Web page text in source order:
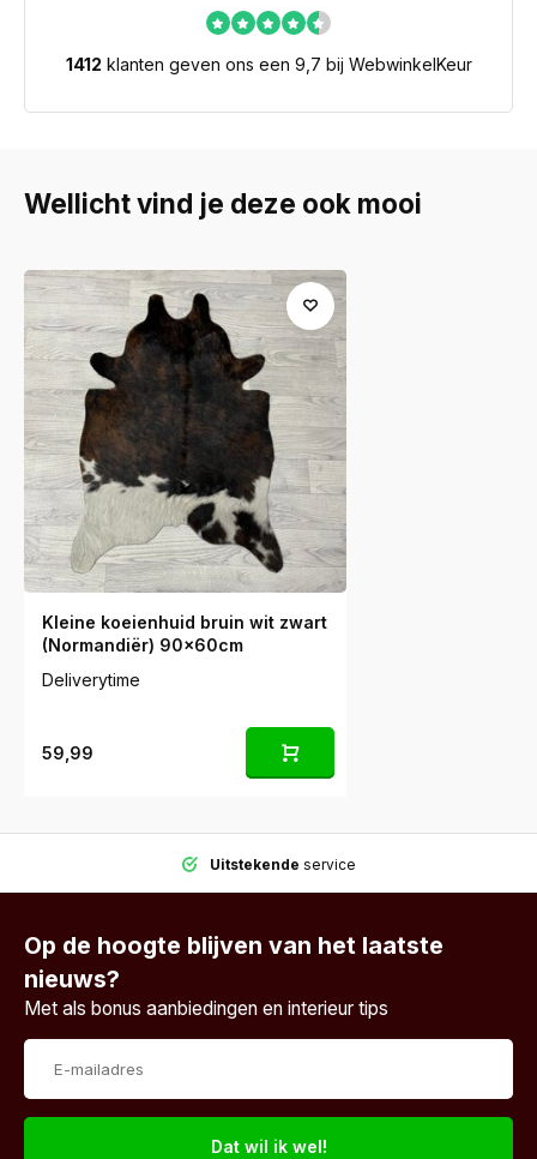
1412 klanten geven ons een 9,7 bij WebwinkelKeur
Wellicht vind je deze ook mooi
Kleine koeienhuid bruin wit zwart
(Normandiër) 90x60cm
Deliverytime
59,99
Uitstekende service
Op de hoogte blijven van het laatste
nieuws?
Met als bonus aanbiedingen en interieur tips
Dat wil ik wel!